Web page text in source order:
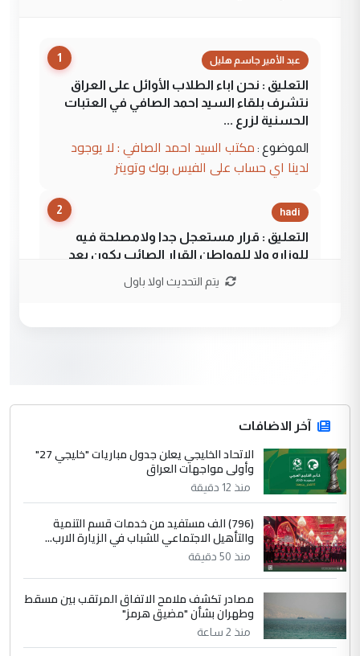
1 عبد الأمير جاسم هليل
التعليق : نحن اباء الطلاب الأوائل على العراق
نتشرف بلقاء السيد احمد الصافي في العتبات
الحسنية لزرع ...
الموضوع : مكتب السيد احمد الصافي : لا يوجود
لدينا اي حساب على الفيس بوك وتويتر
2 hadi
التعليق : قرار مستعجل جدا ولامصلحة فيه
للوزاره ولا للمواطن القرار الصائب يكون بعد
جنسية الرافد الثالث للعراق ومن اصول عريقة
ابا فرات ...
الموضوع :
الجواهري يرد على صدام حسين سل
مضجعيك يابن الزنا (نص كامل)
سردار
التعليق : واحد من عصابة علي ماما يسقط
جنسية الرافد الثالث للعراق ومن اصول عريقة
ابا فرات ...
الجواهري يرد على صدام حسين سل
مضجعيك يابن الزنا (نص كامل)
يتم التحديث اولا باول
آخر الاضافات
الاتحاد الخليجي يعلن جدول مباريات "خليجي 27"
وأولى مواجهات العراق
منذ 12 دقيقة
(796) الف مستفيد من خدمات قسم التنمية
والتأهيل الاجتماعي للشباب في الزيارة الارب...
منذ 50 دقيقة
مصادر تكشف ملامح الاتفاق المرتقب بين مسقط
وطهران بشأن "مضيق هرمز"
منذ 2 ساعة